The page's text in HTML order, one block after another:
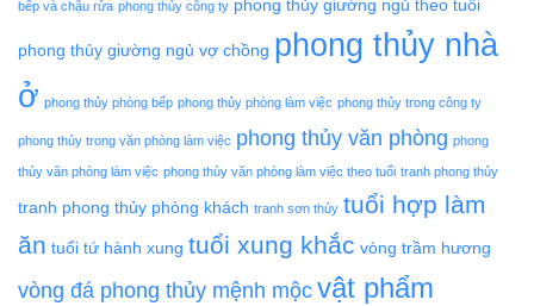
bếp và chậu rửa phong thủy công ty phong thủy giường ngủ theo tuổi
phong thủy giường ngủ vợ chồng phong thủy nhà
ở phong thủy phòng bếp phong thủy phòng làm việc phong thủy trong công ty
phong thủy trong văn phòng làm việc phong thủy văn phòng phong
thủy văn phòng làm việc phong thủy văn phòng làm việc theo tuổi tranh phong thủy
tranh phong thủy phòng khách tranh sơn thủy tuổi hợp làm
ăn tuổi tứ hành xung tuổi xung khắc vòng trầm hương
vòng đá phong thủy mệnh mộc vật phẩm